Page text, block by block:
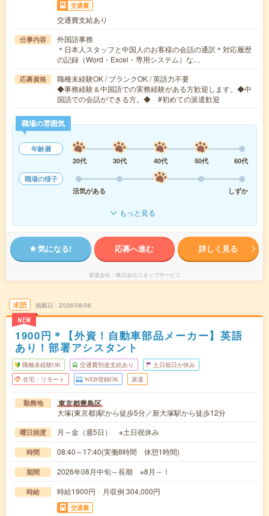
交通費
交通費支給あり
仕事内容
外国語事務
＊日本人スタッフと中国人のお客様の会話の通訳＊対応履歴
の記録（Word・Excel・専用システム）な…
応募資格
職種未経験OK / ブランクOK / 英語力不要
◆事務経験＆中国語での実務経験がある方歓迎します。◆中
国語での会話ができる方。◆ #初めての派遣歓迎
職場の雰囲気
年齢層
20代
30代 40代 50代
60代
職場の様子
活気がある
しずか
もっと見る
気になる! 応募へ進む 詳しく見る
派遣会社 株式会社スタッフサービス
未読
NEW
掲載日 2026/08/06
1900円＊【外資！自動車部品メーカー】英語
あり！部署アシスタント
職種未経験OK 交通費別途支給あり 土日祝日が休み
在宅・リモート WEB登録OK 派遣
勤務地 東京都豊島区
大塚(東京都)駅から徒歩5分／新大塚駅から徒歩12分
曜日頻度 月～金（週5日） ※土日祝休み
時間 08:40～17:40(実働8時間 休憩1時間)
期間 2026年08月中旬～長期 ※8月～！
時給 時給1900円 月収例 304,000円
交通費